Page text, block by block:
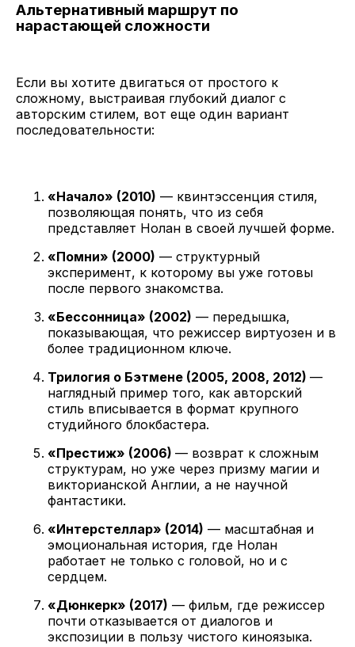
Альтернативный маршрут по
нарастающей сложности
Если вы хотите двигаться от простого к
сложному, выстраивая глубокий диалог с
авторским стилем, вот еще один вариант
последовательности:
«Начало» (2010) — квинтэссенция стиля,
позволяющая понять, что из себя
представляет Нолан в своей лучшей форме.
«Помни» (2000) — структурный
эксперимент, к которому вы уже готовы
после первого знакомства.
«Бессонница» (2002) — передышка,
показывающая, что режиссер виртуозен и в
более традиционном ключе.
Трилогия о Бэтмене (2005, 2008, 2012) —
наглядный пример того, как авторский
стиль вписывается в формат крупного
студийного блокбастера.
«Престиж» (2006) — возврат к сложным
структурам, но уже через призму магии и
викторианской Англии, а не научной
фантастики.
«Интерстеллар» (2014) — масштабная и
эмоциональная история, где Нолан
работает не только с головой, но и с
сердцем.
«Дюнкерк» (2017) — фильм, где режиссер
почти отказывается от диалогов и
экспозиции в пользу чистого киноязыка.